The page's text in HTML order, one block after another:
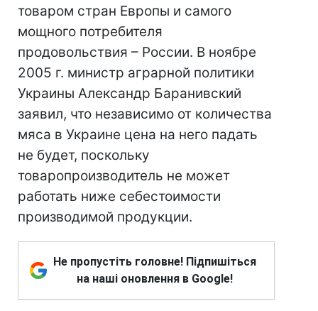
товаром стран Европы и самого
мощного потребителя
продовольствия – России. В ноябре
2005 г. министр аграрной политики
Украины Александр Баранивский
заявил, что независимо от количества
мяса в Украине цена на него падать
не будет, поскольку
товаропроизводитель не может
работать ниже себестоимости
производимой продукции.
Не пропустіть головне! Підпишіться
на наші оновлення в Google!